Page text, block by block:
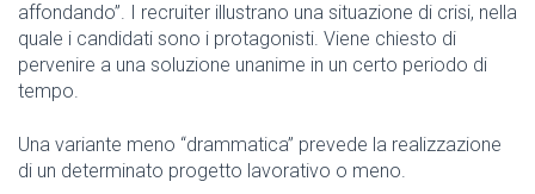
affondando”. I recruiter illustrano una situazione di crisi, nella
quale i candidati sono i protagonisti. Viene chiesto di
pervenire a una soluzione unanime in un certo periodo di
tempo.
Una variante meno “drammatica” prevede la realizzazione
di un determinato progetto lavorativo o meno.